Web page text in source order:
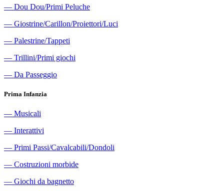
― Dou Dou/Primi Peluche
― Giostrine/Carillon/Proiettori/Luci
― Palestrine/Tappeti
― Trillini/Primi giochi
― Da Passeggio
Prima Infanzia
― Musicali
― Interattivi
― Primi Passi/Cavalcabili/Dondoli
― Costruzioni morbide
― Giochi da bagnetto